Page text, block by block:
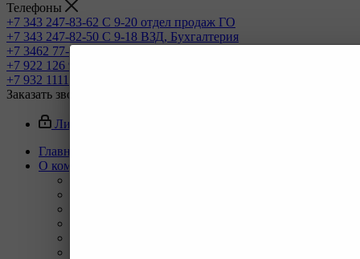
Телефоны
+7 343 247-83-62 С 9-20 отдел продаж ГО
+7 343 247-82-50 С 9-18 ВЗД, Бухгалтерия
+7 3462 77-41-47
+7 922 126 9 000
+7 932 11111 42
Заказать звонок
Личный кабинет
Главная
О компании